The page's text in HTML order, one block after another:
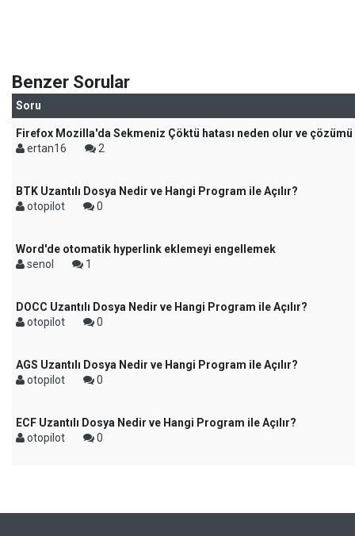
Benzer Sorular
Soru
Firefox Mozilla'da Sekmeniz Çöktü hatası neden olur ve
ertan16
2
BTK Uzantılı Dosya Nedir ve Hangi Program ile Açılır?
otopilot
0
Word'de otomatik hyperlink eklemeyi engellemek
senol
1
DOCC Uzantılı Dosya Nedir ve Hangi Program ile Açılır?
otopilot
0
AGS Uzantılı Dosya Nedir ve Hangi Program ile Açılır?
otopilot
0
ECF Uzantılı Dosya Nedir ve Hangi Program ile Açılır?
otopilot
0